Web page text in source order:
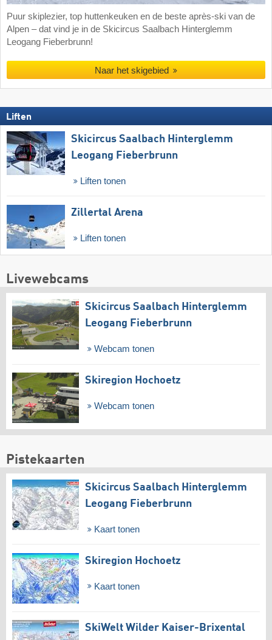
Puur skiplezier, top huttenkeuken en de beste après-ski van de
Alpen – dat vind je in de Skicircus Saalbach Hinterglemm
Leogang Fieberbrunn!
Naar het skigebied
Liften
Skicircus Saalbach Hinterglemm
Leogang Fieberbrunn
Liften tonen
Zillertal Arena
Liften tonen
Livewebcams
Skicircus Saalbach Hinterglemm
Leogang Fieberbrunn
Webcam tonen
Skiregion Hochoetz
Webcam tonen
Pistekaarten
Skicircus Saalbach Hinterglemm
Leogang Fieberbrunn
Kaart tonen
Skiregion Hochoetz
Kaart tonen
SkiWelt Wilder Kaiser-Brixental